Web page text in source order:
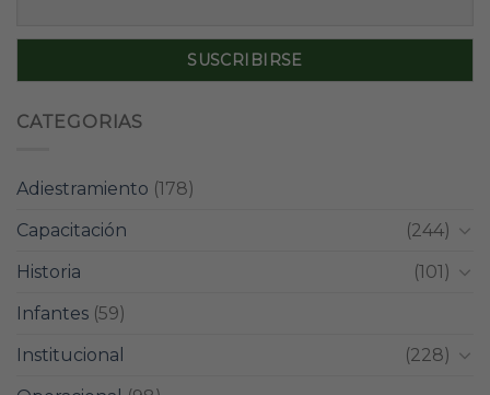
CATEGORIAS
Adiestramiento (178)
Capacitación
(244)
Historia
(101)
Infantes (59)
Institucional
(228)